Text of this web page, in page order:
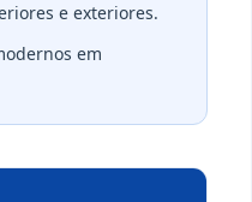
e exteriores.
em